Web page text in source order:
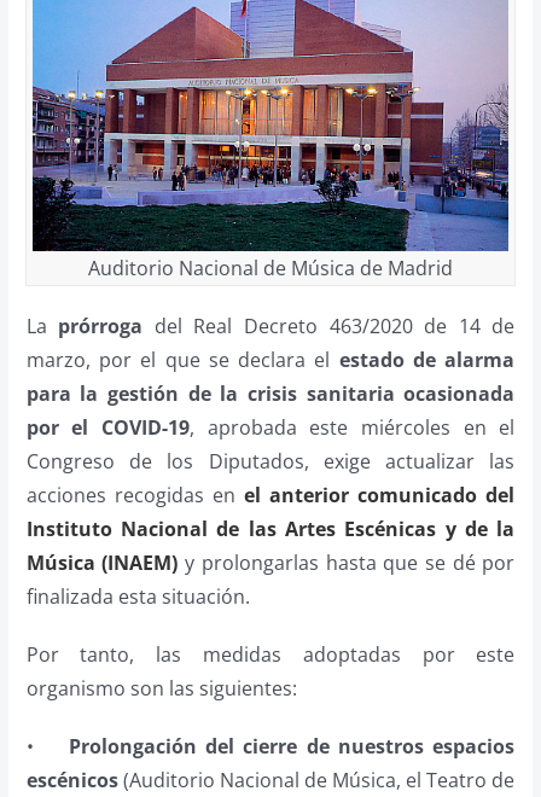
Auditorio Nacional de Música de Madrid
La prórroga del Real Decreto 463/2020 de 14 de
marzo, por el que se declara el estado de alarma
para la gestión de la crisis sanitaria ocasionada
por el COVID-19, aprobada este miércoles en el
Congreso de los Diputados, exige actualizar las
acciones recogidas en el anterior comunicado del
Instituto Nacional de las Artes Escénicas y de la
Música (INAEM) y prolongarlas hasta que se dé por
finalizada esta situación.
Por tanto, las medidas adoptadas por este
organismo son las siguientes:
• Prolongación del cierre de nuestros espacios
escénicos(Auditorio Nacional de Música, el Teatro de